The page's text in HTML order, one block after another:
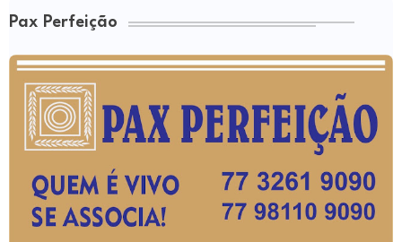
Pax Perfeição